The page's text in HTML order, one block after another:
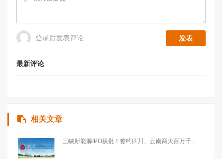
登录后发表评论
最新评论
相关文章
三峡新能源IPO获批！签约四川、云南两大百万千...